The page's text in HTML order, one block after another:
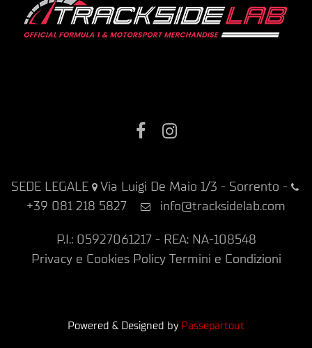
Facebook
SEDE LEGALE Via Luigi De Maio 1/3 - Sorrento -
+39 081 218 5827
info@tracksidelab.com
P.I.: 05927061217 - REA: NA-108548
Privacy e Cookies Policy Termini e Condizioni
Powered & Designed by Passepartout